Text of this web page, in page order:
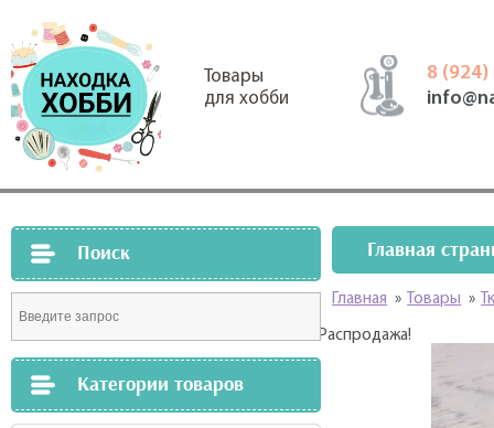
Товары
для хобби
8 (924)
Поиск
Категории товаров
Главная
Главная » Товары »
Распродажа!